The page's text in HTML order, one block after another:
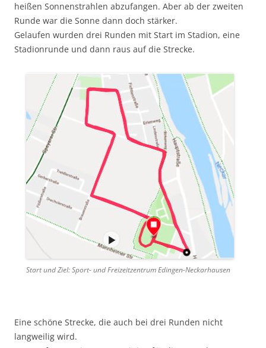
heißen Sonnenstrahlen abzufangen. Aber ab der zweiten
Runde war die Sonne dann doch stärker.
Gelaufen wurden drei Runden mit Start im Stadion, eine
Stadionrunde und dann raus auf die Strecke.
Start und Ziel: Sport- und Freizeitzentrum Edingen-Neckarhausen
Eine schöne Strecke, die auch bei drei Runden nicht
langweilig wird.